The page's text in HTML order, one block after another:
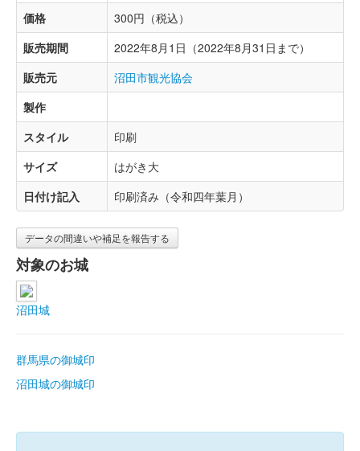
価格
300円（税込）
販売期間
2022年8月1日（2022年8月31日まで）
販売元
沼田市観光協会
製作
スタイル
印刷
サイズ
はがき大
日付け記入
印刷済み（令和四年葉月）
データの間違いや補足を報告する
対象のお城
沼田城
群馬県の御城印
沼田城の御城印